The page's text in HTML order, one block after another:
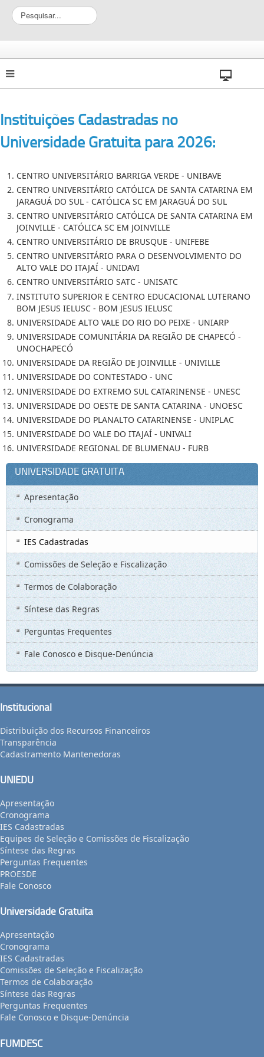
P
e
u
i
.
.
Instituições Cadastradas no
Universidade Gratuita para 2026:
CENTRO UNIVERSITÁRIO BARRIGA VERDE - UNIBAVE
CENTRO UNIVERSITÁRIO CATÓLICA DE SANTA CATARINA EM
JARAGUÁ DO SUL - CATÓLICA SC EM JARAGUÁ DO SUL
CENTRO UNIVERSITÁRIO CATÓLICA DE SANTA CATARINA EM
JOINVILLE - CATÓLICA SC EM JOINVILLE
CENTRO UNIVERSITÁRIO DE BRUSQUE - UNIFEBE
CENTRO UNIVERSITÁRIO PARA O DESENVOLVIMENTO DO
ALTO VALE DO ITAJAÍ - UNIDAVI
CENTRO UNIVERSITÁRIO SATC - UNISATC
INSTITUTO SUPERIOR E CENTRO EDUCACIONAL LUTERANO
BOM JESUS IELUSC - BOM JESUS IELUSC
UNIVERSIDADE ALTO VALE DO RIO DO PEIXE - UNIARP
UNIVERSIDADE COMUNITÁRIA DA REGIÃO DE CHAPECÓ -
UNOCHAPECÓ
UNIVERSIDADE DA REGIÃO DE JOINVILLE - UNIVILLE
UNIVERSIDADE DO CONTESTADO - UNC
UNIVERSIDADE DO EXTREMO SUL CATARINENSE - UNESC
UNIVERSIDADE DO OESTE DE SANTA CATARINA - UNOESC
UNIVERSIDADE DO PLANALTO CATARINENSE - UNIPLAC
UNIVERSIDADE DO VALE DO ITAJAÍ - UNIVALI
UNIVERSIDADE REGIONAL DE BLUMENAU - FURB
UNIVERSIDADE GRATUITA
Apresentação
Cronograma
IES Cadastradas
Comissões de Seleção e Fiscalização
Termos de Colaboração
Síntese das Regras
Perguntas Frequentes
Fale Conosco e Disque-Denúncia
Institucional
Distribuição dos Recursos Financeiros
Transparência
Cadastramento Mantenedoras
UNIEDU
Apresentação
Cronograma
IES Cadastradas
Equipes de Seleção e Comissões de Fiscalização
Síntese das Regras
Perguntas Frequentes
PROESDE
Fale Conosco
Universidade Gratuita
Apresentação
Cronograma
IES Cadastradas
Comissões de Seleção e Fiscalização
Termos de Colaboração
Síntese das Regras
Perguntas Frequentes
Fale Conosco e Disque-Denúncia
FUMDESC